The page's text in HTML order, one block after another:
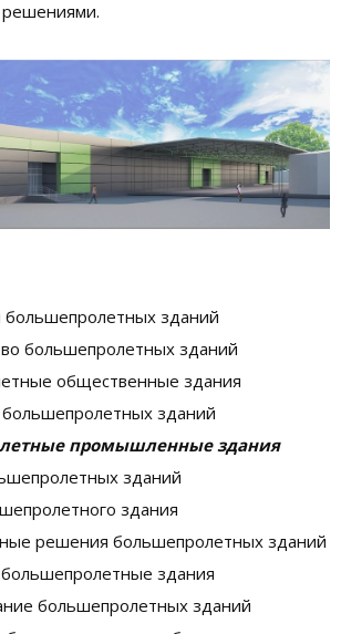
большепролетных зданий
большепролетных зданий
общественные здания
зданий
промышленные здания
зданий
здания
решения большепролетных зданий
здания
большепролетных зданий